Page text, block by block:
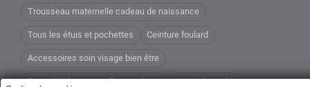
Trousseau maternelle cadeau de naissance
Tous les étuis et pochettes
Ceinture foulard
Accessoires soin visage bien être
Ensemble housse selle manchons
Miroir de poche